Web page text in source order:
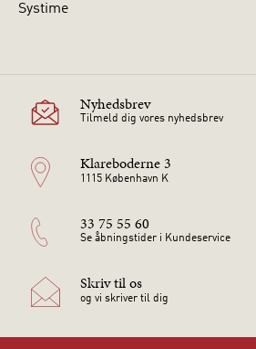
Systime
Nyhedsbrev
Tilmeld dig vores nyhedsbrev
Klareboderne 3
1115 København K
33 75 55 60
Se åbningstider i Kundeservice
Skriv til os
og vi skriver til dig